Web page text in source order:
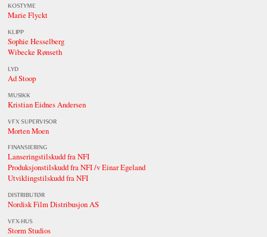
KOSTYME
Marie Flyckt
KLIPP
Sophie Hesselberg
Wibecke Rønseth
LYD
Ad Stoop
MUSIKK
Kristian Eidnes Andersen
VFX SUPERVISOR
Morten Moen
FINANSIERING
Lanseringstilskudd fra NFI
Produksjonstilskudd fra NFI /v Einar Egeland
Utviklingstilskudd fra NFI
DISTRIBUTØR
Nordisk Film Distribusjon AS
VFX-HUS
Storm Studios